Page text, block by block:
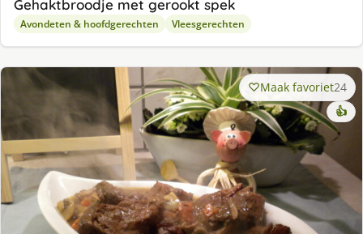
Gehaktbroodje met gerookt spek
Avondeten & hoofdgerechten Vleesgerechten
Maak favoriet24
👍